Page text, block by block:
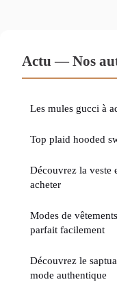
Actu — Nos
Les mules gucci à
Top plaid hooded
Découvrez la veste
acheter
Modes de
parfait facilement
Découvrez le
mode authentique